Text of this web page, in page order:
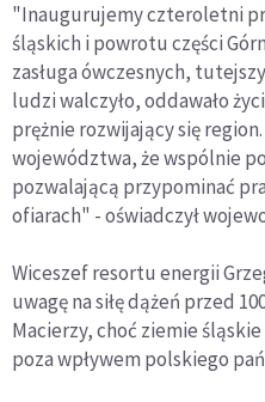
"Inaugurujemy czteroletni
śląskich i powrotu części
zasługa ówczesnych,
ludzi walczyło, oddawało
prężnie rozwijający się
województwa, że wspólnie
pozwalającą przypominać
ofiarach" - oświadczył
Wiceszef resortu energii
uwagę na siłę dążeń przed
Macierzy, choć ziemie
poza wpływem polskiego